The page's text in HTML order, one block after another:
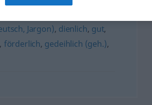
Jargon), dienlich, gut,
, förderlich, gedeihlich (geh.),